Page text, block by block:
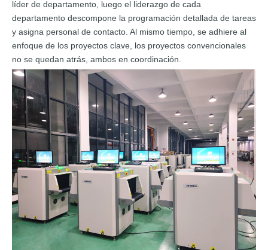
líder de departamento, luego el liderazgo de cada
departamento descompone la programación detallada de tareas
y asigna personal de contacto. Al mismo tiempo, se adhiere al
enfoque de los proyectos clave, los proyectos convencionales
no se quedan atrás, ambos en coordinación.